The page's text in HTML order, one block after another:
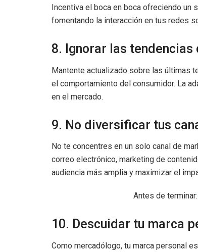
Incentiva el boca en boca ofreciendo
fomentando la interacción en tus redes
8. Ignorar las tendencias
Mantente actualizado sobre las últimas
el comportamiento del consumidor. La
en el mercado.
9. No diversificar tus
No te concentres en un solo canal de
correo electrónico, marketing de
audiencia más amplia y maximizar el
Antes de terminar:
10. Descuidar tu marca
Como mercadólogo, tu marca personal